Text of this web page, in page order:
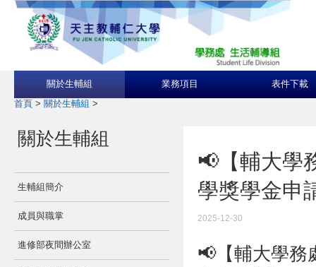
關於生輔組 業務項目 表件下載
首頁 > 關於生輔組 >
關於生輔組
生輔組簡介
成員與職掌
進修部夜間辦公室
📢【輔大學
學獎學金申
2025-12-30
📢【輔大學務